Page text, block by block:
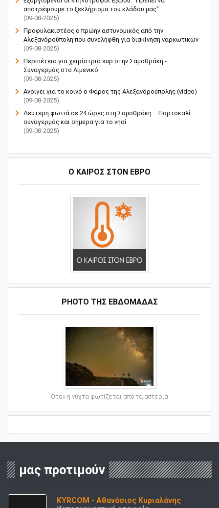
αποτρέψουμε το ξεκλήρισμα του κλάδου μας"
(09-08-2025)
Προφυλακιστέος ο πρώην αστυνομικός από την
Αλεξανδρούπολη που συνελήφθη για διακίνηση ναρκωτικών
(09-08-2025)
Περιπέτεια για χειρίστρια sup στην Σαμοθράκη -
Συναγερμός στο Λιμενικό
(09-08-2025)
Ανοίγει για το κοινό ο Φάρος της Αλεξανδρούπολης (video)
(09-08-2025)
Δεύτερη φωτιά σε 24 ώρες στη Σαμοθράκη – Πορτοκαλί
συναγερμός και σήμερα για το νησί
(09-08-2025)
Ο ΚΑΙΡΟΣ ΣΤΟΝ ΕΒΡΟ
PHOTO ΤΗΣ ΕΒΔΟΜΑΔΑΣ
Όταν η νύχτα φωτίζεται από τα αστέρια
μας προτιμούν
KYRCOM - Αθανάσιος Κυριαλάνης